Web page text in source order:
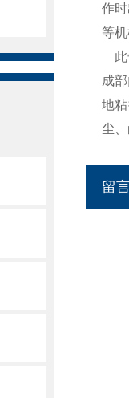
作
等
此
成
地
尘
留